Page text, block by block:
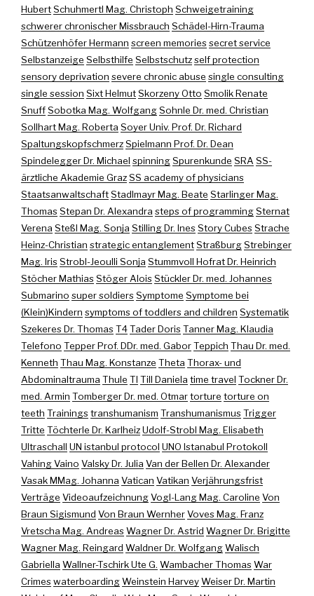
HubertSchuhmertl Mag. Christoph Schweigetraining
schwerer chronischer Missbrauch Schädel-Hirn-Trauma
Schützenhöfer Hermann screen memoriessecret service
Selbstanzeige Selbsthilfe Selbstschutzself protection
sensory deprivation severe chronic abuse single consulting
single session Sixt HelmutSkorzeny Otto Smolik Renate
SnuffSobotka Mag. WolfgangSohnle Dr. med. Christian
Sollhart Mag. Roberta Soyer Univ. Prof. Dr. Richard
SpaltungskopfschmerzSpielmann Prof. Dr. Dean
Spindelegger Dr. Michael spinningSpurenkunde SRA SS-
ärztliche Akademie GrazSS academy of physicians
StaatsanwaltschaftStadlmayr Mag. Beate Starlinger Mag.
ThomasStepan Dr. Alexandra steps of programmingSternat
Verena Steßl Mag. Sonja Stilling Dr. InesStory CubesStrache
Heinz-Christian strategic entanglementStraßburgStrebinger
Mag. IrisStrobl-Jeoulli Sonja Stummvoll Hofrat Dr. Heinrich
Stöcher MathiasStöger AloisStückler Dr. med. Johannes
Submarino super soldiersSymptome Symptome bei
(Klein)Kindern symptoms of toddlers and children Systematik
Szekeres Dr. ThomasT4Tader DorisTanner Mag. Klaudia
Telefono Tepper Prof. DDr. med. GaborTeppich Thau Dr. med.
Kenneth Thau Mag. Konstanze Theta Thorax- und
Abdominaltrauma Thule TI Till Daniela time travel Tockner Dr.
med. Armin Tomberger Dr. med. Otmartorture torture on
teeth Trainingstranshumanism TranshumanismusTrigger
Tritte Töchterle Dr. KarlheizUdolf-Strobl Mag. Elisabeth
Ultraschall UN istanbul protocol UNO Istanabul Protokoll
Vahing Vaino Valsky Dr. Julia Van der Bellen Dr. Alexander
Vasak MMag. Johanna Vatican Vatikan Verjährungsfrist
Verträge VideoaufzeichnungVogl-Lang Mag. Caroline Von
Braun Sigismund Von Braun WernherVoves Mag. Franz
Vretscha Mag. AndreasWagner Dr. Astrid Wagner Dr. Brigitte
Wagner Mag. Reingard Waldner Dr. WolfgangWalisch
Gabriella Wallner-Tschirk Ute G. Wambacher ThomasWar
CrimeswaterboardingWeinstein HarveyWeiser Dr. Martin